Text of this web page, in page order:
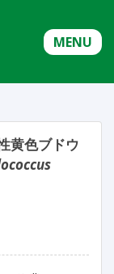
MENU
黄色ブドウ